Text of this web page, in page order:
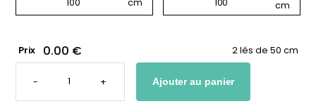
Prix 0.00 € 2 lés de 50 cm
-
QUANTITÉ
PAPIER
RAYURES
+ Ajouter au panier